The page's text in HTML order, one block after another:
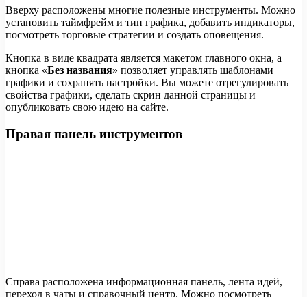
Вверху расположены многие полезные инструменты. Можно
установить таймфрейм и тип графика, добавить индикаторы,
посмотреть торговые стратегии и создать оповещения.
Кнопка в виде квадрата является макетом главного окна, а
кнопка «Без названия» позволяет управлять шаблонами
графики и сохранять настройки. Вы можете отрегулировать
свойства графики, сделать скрин данной страницы и
опубликовать свою идею на сайте.
Правая панель инструментов
Справа расположена информационная панель, лента идей,
переход в чаты и справочный центр. Можно посмотреть